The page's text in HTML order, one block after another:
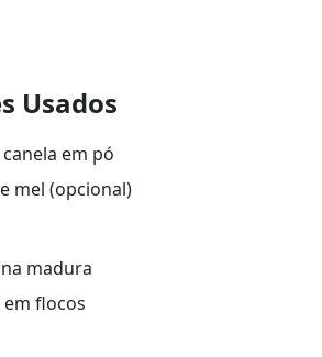
Usados
em pó
mel (opcional)
madura
em flocos